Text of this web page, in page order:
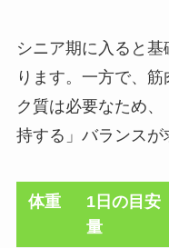
シニア期に入ると
ります。一方で、
ク質は必要なため
持する」バランスが
体重
1日の目安
量